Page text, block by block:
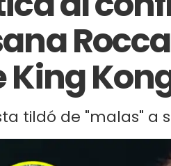
tildó de "malas" a